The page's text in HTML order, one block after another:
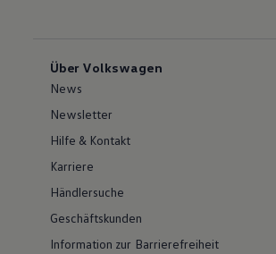
Über Volkswagen
News
Newsletter
Hilfe & Kontakt
Karriere
Händlersuche
Geschäftskunden
Information zur Barrierefreiheit